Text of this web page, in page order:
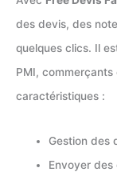
des devis, des
quelques clics. Il
PMI,
caractéristiques :
Gestion des
Envoyer